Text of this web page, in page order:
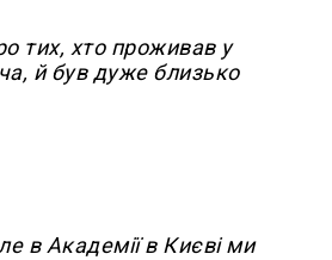
тих, хто проживав у
й був дуже близько
в Академії в Києві ми